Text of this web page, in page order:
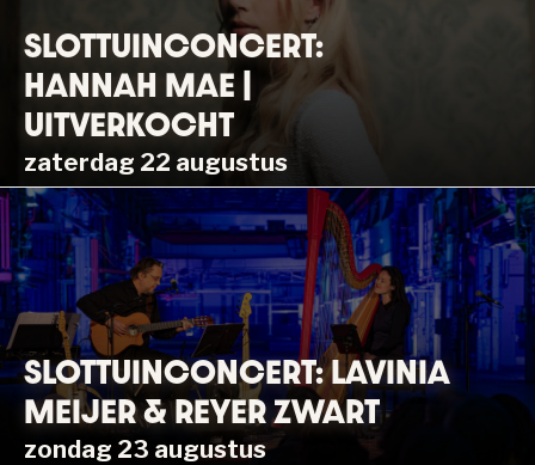
SLOTTUINCONCERT:
HANNAH MAE |
UITVERKOCHT
zaterdag 22 augustus
SLOTTUINCONCERT: LAVINIA
MEIJER & REYER ZWART
zondag 23 augustus